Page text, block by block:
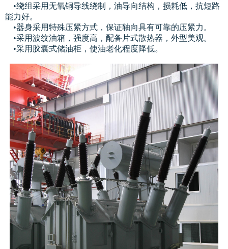
•绕组采用无氧铜导线绕制，油导向结构，损耗低，抗短路
能力好。
•器身采用特殊压紧方式，保证轴向具有可靠的压紧力。
•采用波纹油箱，强度高，配备片式散热器，外型美观。
•采用胶囊式储油柜，使油老化程度降低。